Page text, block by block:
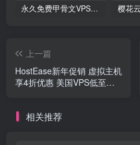
永久免费甲骨文VPS云主机,Always free,500Mpbs带宽,长期免费云主机
上一篇
HostEase新年促销 虚拟主机
享4折优惠 美国VPS低至
相关推荐